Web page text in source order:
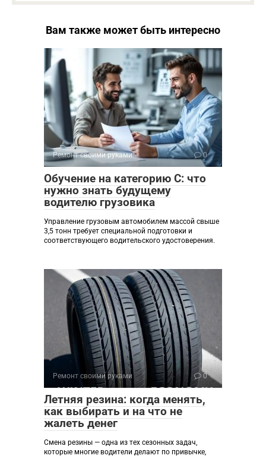
Вам также может быть интересно
Ремонт своими руками 0
Обучение на категорию C: что
нужно знать будущему
водителю грузовика
Управление грузовым автомобилем массой свыше
3,5 тонн требует специальной подготовки и
соответствующего водительского удостоверения.
Ремонт своими руками 0
Летняя резина: когда менять,
как выбирать и на что не
жалеть денег
Смена резины — одна из тех сезонных задач,
которые многие водители делают по привычке,